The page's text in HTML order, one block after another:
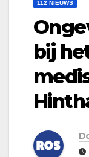
112 NIEUWS
bij